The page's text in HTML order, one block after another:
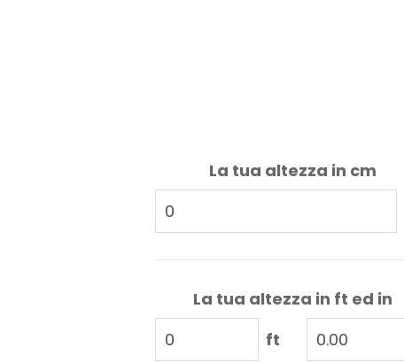
La tua altezza in cm
La tua altezza in ft ed in
ft